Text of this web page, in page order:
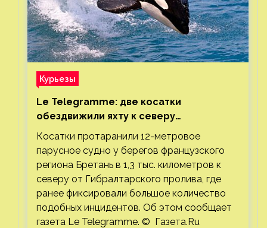
Курьезы
Le Telegramme: две косатки
обездвижили яхту к северу
от Гибралтарского пролива
Косатки протаранили 12-метровое
парусное судно у берегов французского
региона Бретань в 1,3 тыс. километров к
северу от Гибралтарского пролива, где
ранее фиксировали большое количество
подобных инцидентов. Об этом сообщает
газета Le Telegramme. © Газета.Ru